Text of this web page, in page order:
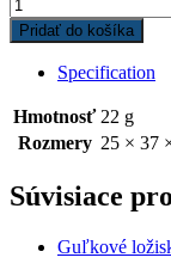
6806
2RS
Koyo
30x42x7
quantity
Pridať do košíka
Specification
Hmotnosť 22 g
Rozmery 25 × 37
Súvisiace
Guľkové